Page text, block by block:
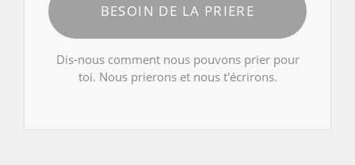
BESOIN DE LA PRIERE
Dis-nous comment nous pouvons prier pour
toi. Nous prierons et nous t'écrirons.